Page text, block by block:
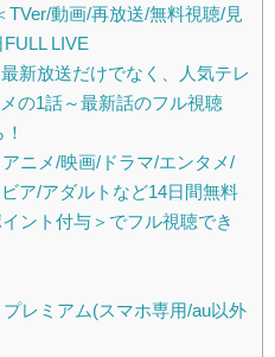
TVer/動画/再放送/無料視聴/見
LIVE
新放送だけでなく、人気テレ
の1話～最新話のフル視聴
ニメ/映画/ドラマ/エンタメ/
ア/アダルトなど14日間無料
ント付与＞でフル視聴でき
レミアム(スマホ専用/au以外